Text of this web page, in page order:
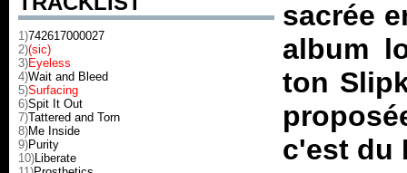
1)742617000027
2)(sic)
3)Eyeless
4)Wait and Bleed
5)Surfacing
6)Spit It Out
7)Tattered and Torn
8)Me Inside
9)Purity
10)Liberate
sacrée
album
ton
c'est du